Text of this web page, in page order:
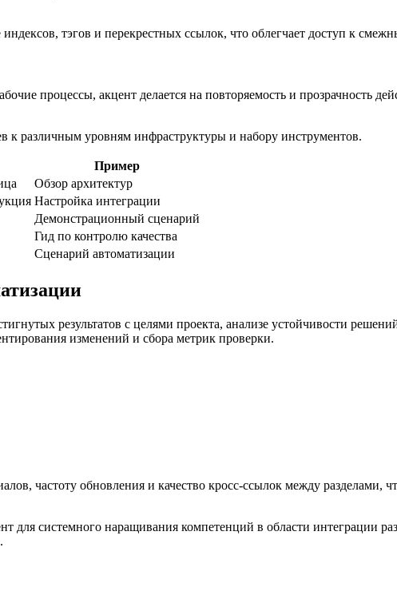
тэгов и перекрестных ссылок, что облегчает доступ к
процессы, акцент делается на повторяемость и прозрачность
различным уровням инфраструктуры и набору инструментов.
Пример
Обзор архитектур
Настройка интеграции
Демонстрационный сценарий
Гид по контролю качества
Сценарий автоматизации
результатов с целями проекта, анализе устойчивости
изменений и сбора метрик проверки.
частоту обновления и качество кросс-ссылок между разделами,
для системного наращивания компетенций в области интеграции